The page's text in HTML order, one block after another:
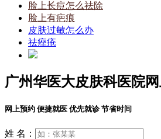
脸上长痘怎么祛除
脸上有疤痕
皮肤过敏怎么办
祛痤疮
广州华医大皮肤科医院
网上预约 便捷就医 优先就诊 节省时间
姓 名：